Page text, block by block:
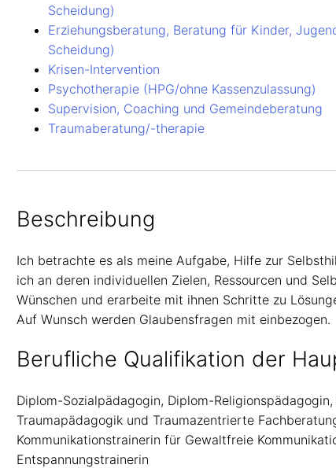
Scheidung)
Erziehungsberatung, Beratung für Kinder,
Scheidung)
Krisen-Intervention
Psychotherapie (HPG/ohne Kassenzulassung)
Supervision, Coaching und Gemeindeberatung
Traumaberatung/-therapie
Beschreibung
Ich betrachte es als meine Aufgabe, Hilfe zur
ich an deren individuellen Zielen, Ressourcen und
Wünschen und erarbeite mit ihnen Schritte zu
Auf Wunsch werden Glaubensfragen mit einbezogen.
Berufliche Qualifikation der
Diplom-Sozialpädagogin, Diplom-
Traumapädagogik und Traumazentrierte
Kommunikationstrainerin für Gewaltfreie
Entspannungstrainerin